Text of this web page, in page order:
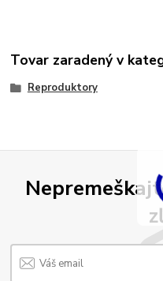
Tovar zaradený v
Reproduktory